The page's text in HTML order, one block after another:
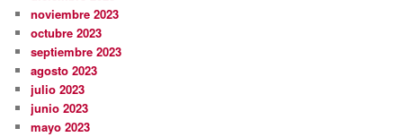
noviembre 2023
octubre 2023
septiembre 2023
agosto 2023
julio 2023
junio 2023
mayo 2023